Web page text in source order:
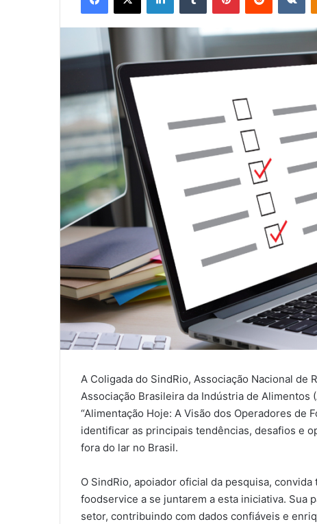
A Coligada do SindRio, Associação Nacional de
Associação Brasileira da Indústria de Alimentos
“Alimentação Hoje: A Visão dos Operadores de
identificar as principais tendências, desafios e
fora do lar no Brasil.
O SindRio, apoiador oficial da pesquisa,
foodservice a se juntarem a esta iniciativa. Sua
setor, contribuindo com dados confiáveis e